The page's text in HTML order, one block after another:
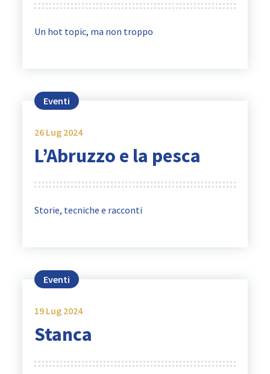
Un hot topic, ma non troppo
Eventi
26Lug 2024
L’Abruzzo e la pesca
Storie, tecniche e racconti
Eventi
19Lug 2024
Stanca